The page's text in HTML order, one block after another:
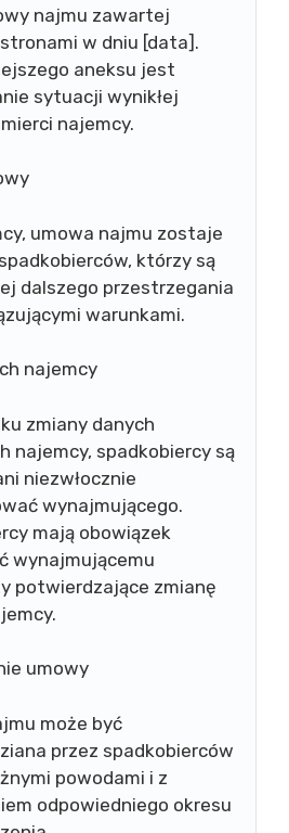
najmu zawartej
w dniu [data].
aneksu jest
sytuacji wynikłej
najemcy.
umowa najmu zostaje
którzy są
dalszego przestrzegania
warunkami.
najemcy
zmiany danych
najemcy, spadkobiercy są
niezwłocznie
wynajmującego.
mają obowiązek
wynajmującemu
potwierdzające zmianę
umowy
może być
przez spadkobierców
powodami i z
odpowiedniego okresu